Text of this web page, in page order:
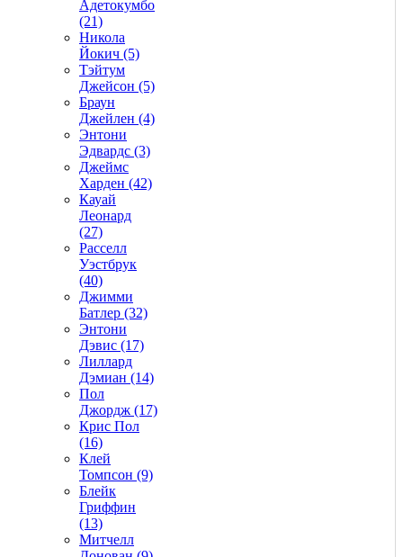
Адетокумбо
(21)
Никола
Йокич (5)
Тэйтум
Джейсон (5)
Браун
Джейлен (4)
Энтони
Эдвардс (3)
Джеймс
Харден (42)
Кауай
Леонард
(27)
Расселл
Уэстбрук
(40)
Джимми
Батлер (32)
Энтони
Дэвис (17)
Лиллард
Дэмиан (14)
Пол
Джордж (17)
Крис Пол
(16)
Клей
Томпсон (9)
Блейк
Гриффин
(13)
Митчелл